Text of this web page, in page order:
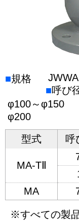
■規格
■呼び
φ100～φ150
φ200
型式 呼
MA-TⅡ
MA
※すべての製